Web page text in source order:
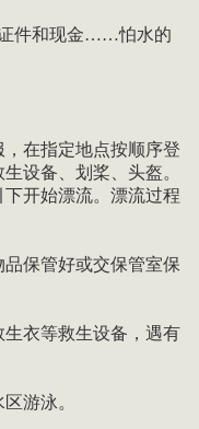
件和现金……怕水的
在指定地点按顺序登
设备、划桨、头盔。
开始漂流。漂流过程
保管好或交保管室保
衣等救生设备，遇有
游泳。